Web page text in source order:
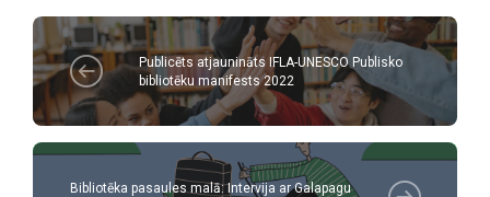
Publicēts atjaunināts IFLA-UNESCO Publisko
bibliotēku manifests 2022
Bibliotēka pasaules malā: Intervija ar Galapagu